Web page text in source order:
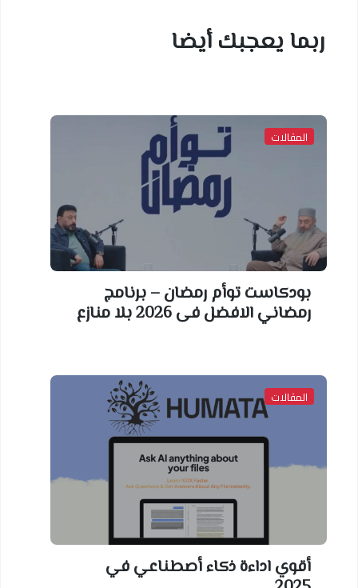
ربما يعجبك أيضا
المقالات
بودكاست توأم رمضان – برنامج
رمضاني الافضل فى 2026 بلا منازع
المقالات
أقوي اداءة ذكاء أصطناعي في